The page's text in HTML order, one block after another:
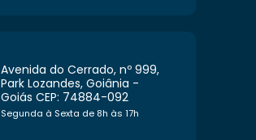
Avenida do Cerrado, nº 999,
Park Lozandes, Goiânia -
Goiás CEP: 74884-092
Segunda à Sexta de 8h às 17h